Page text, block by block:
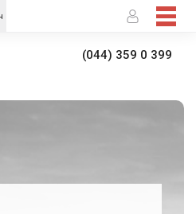
(044) 359 0 399